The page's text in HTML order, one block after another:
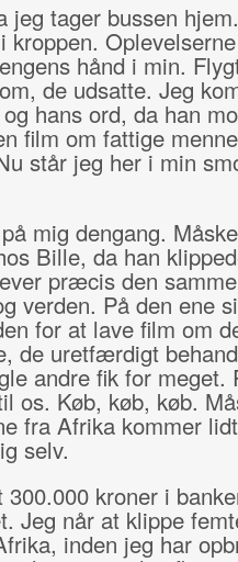
jeg tager bussen
kroppen.
hånd i min.
de udsatte. Jeg
hans ord, da han
film om fattige
står jeg her i min
mig dengang.
Bille, da han
præcis den
verden. På den ene
for at lave film om
de uretfærdigt
andre fik for meget.
os. Køb, køb, køb.
fra Afrika kommer
selv.
kroner i
Jeg når at klippe
inden jeg har